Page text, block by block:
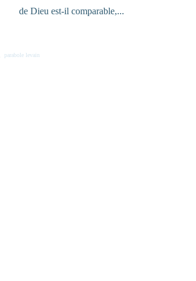
de Dieu est-il comparable,...
parabole levain